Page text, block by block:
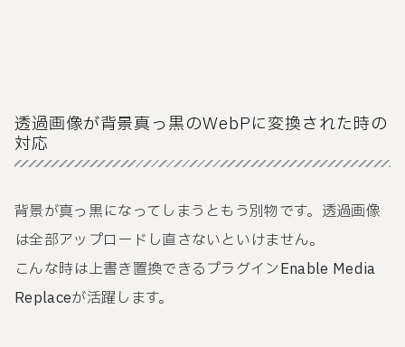
透過画像が背景真っ黒のWebPに変換された時の
対応
背景が真っ黒になってしまうともう別物です。透過画像
は全部アップロードし直さないといけません。
こんな時は上書き置換できるプラグインEnable Media
Replaceが活躍します。